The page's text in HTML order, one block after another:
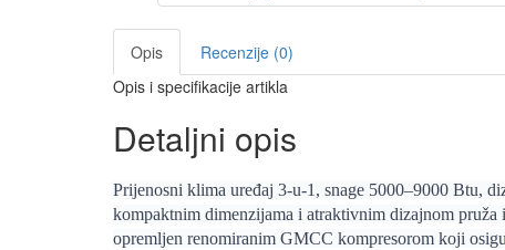
Opis
Recenzije (0)
Opis i specifikacije artikla
Detaljni opis
Prijenosni klima uređaj 3-u-1, snage 5000–9000 Btu,
kompaktnim dimenzijama i atraktivnim dizajnom
opremljen renomiranim GMCC kompresorom koji